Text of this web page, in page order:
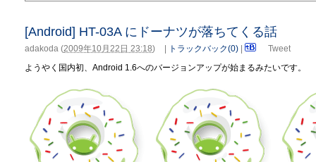
[Android] HT-03A にドーナツが落ちてくる話
adakoda (2009年10月22日 23:18) | トラックバック(0) |
Tweet
ようやく国内初、Android 1.6へのバージョンアップが始まるみたいです。